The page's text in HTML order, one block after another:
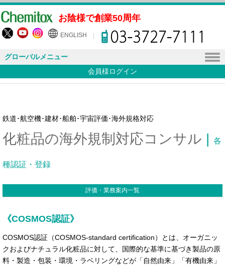
お陰様で創業50周年
ENGLISH
グローバルメニュー
会員様ログイン
鉄道･航空機･建材･船舶･宇宙評価･海外規格対応
化粧品の海外規制対応コンサル | 各
種認証・登録
評価・業務案内一覧
《COSMOS認証》
COSMOS認証（COSMOS-standard certification）とは、オーガニッ
クおよびナチュラル化粧品に対して、国際的な基準に基づき製品の原
料・製造・包装・環境・ラベリングなどが「自然由来」「有機由来」